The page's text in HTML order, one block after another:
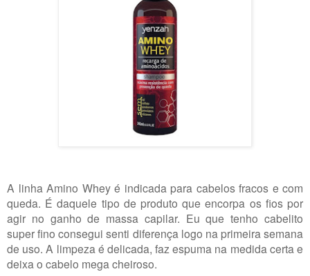
A linha Amino Whey é indicada para cabelos fracos e com
queda. É daquele tipo de produto que encorpa os fios por
agir no ganho de massa capilar. Eu que tenho cabelito
super fino consegui senti diferença logo na primeira semana
de uso. A limpeza é delicada, faz espuma na medida certa e
deixa o cabelo mega cheiroso.